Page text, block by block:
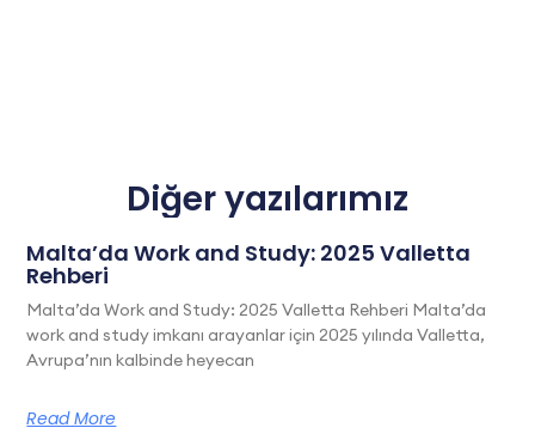
Diğer yazılarımız
Malta’da Work and Study: 2025 Valletta
Rehberi
Malta’da Work and Study: 2025 Valletta Rehberi Malta’da
work and study imkanı arayanlar için 2025 yılında Valletta,
Avrupa’nın kalbinde heyecan
Read More